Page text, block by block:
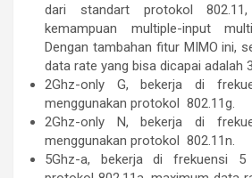
dari standart protokol
kemampuan multiple-input
Dengan tambahan fitur MIMO ini,
data rate yang bisa dicapai adalah
2Ghz-only G, bekerja di
menggunakan protokol 802.11g.
2Ghz-only N, bekerja di
menggunakan protokol 802.11n.
5Ghz-a, bekerja di frekuensi 5